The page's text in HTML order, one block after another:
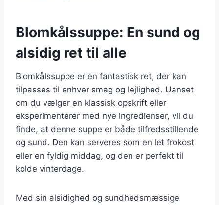
Blomkålssuppe: En sund og
alsidig ret til alle
Blomkålssuppe er en fantastisk ret, der kan
tilpasses til enhver smag og lejlighed. Uanset
om du vælger en klassisk opskrift eller
eksperimenterer med nye ingredienser, vil du
finde, at denne suppe er både tilfredsstillende
og sund. Den kan serveres som en let frokost
eller en fyldig middag, og den er perfekt til
kolde vinterdage.
Med sin alsidighed og sundhedsmæssige